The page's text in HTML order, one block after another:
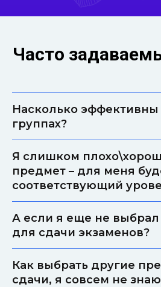
Часто
Насколько эффективны
группах?
Я слишком
предмет – для меня
соответствующий
А если я еще не
для сдачи экзаменов?
Как выбрать другие
сдачи, я совсем не